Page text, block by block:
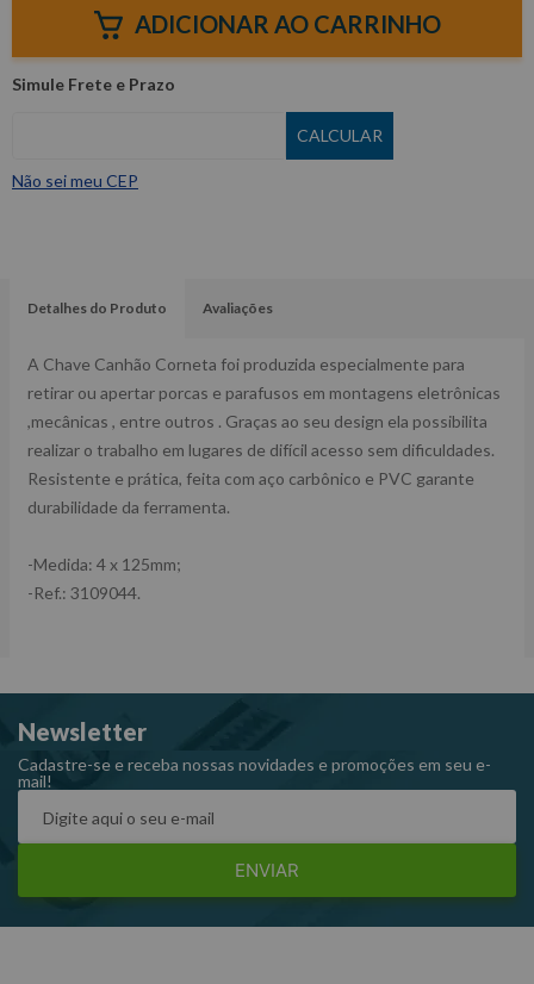
ADICIONAR AO CARRINHO
Não sei meu CEP
Detalhes do Produto Avaliações
A Chave Canhão Corneta foi produzida especialmente para
retirar ou apertar porcas e parafusos em montagens eletrônicas
,mecânicas , entre outros . Graças ao seu design ela possibilita
realizar o trabalho em lugares de difícil acesso sem dificuldades.
Resistente e prática, feita com aço carbônico e PVC garante
durabilidade da ferramenta.
-Medida: 4 x 125mm;
-Ref.: 3109044.
Newsletter
Cadastre-se e receba nossas novidades e promoções em seu e-
mail!
ENVIAR